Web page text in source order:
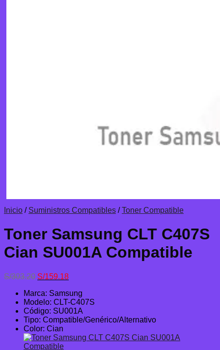
Inicio / Suministros Compatibles / Toner Compatible
Toner Samsung CLT C407S
Cian SU001A Compatible
S/303.20 El
original
era:
S/303.20.
S/159.18El
actual
es:
S/159.18.
Marca: Samsung
Modelo: CLT-C407S
Código: SU001A
Tipo: Compatible/Genérico/Alternativo
Color: Cian